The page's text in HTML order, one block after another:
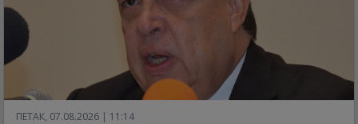
ПЕТАК, 07.08.2026 | 11:14